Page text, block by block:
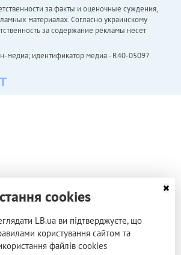
за факты и оценочные суждения,
материалах. Согласно украинскому
за содержание рекламы несет
медиа; идентификатор медиа - R40-05097
cookies
LB.ua ви підтверджуєте, що
користування сайтом та
файлів cookies